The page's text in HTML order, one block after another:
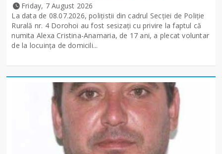
Friday, 7 August 2026
La data de 08.07.2026, polițistii din cadrul Secției de Poliție
Rurală nr. 4 Dorohoi au fost sesizați cu privire la faptul că
numita Alexa Cristina-Anamaria, de 17 ani, a plecat voluntar
de la locuința de domicili...